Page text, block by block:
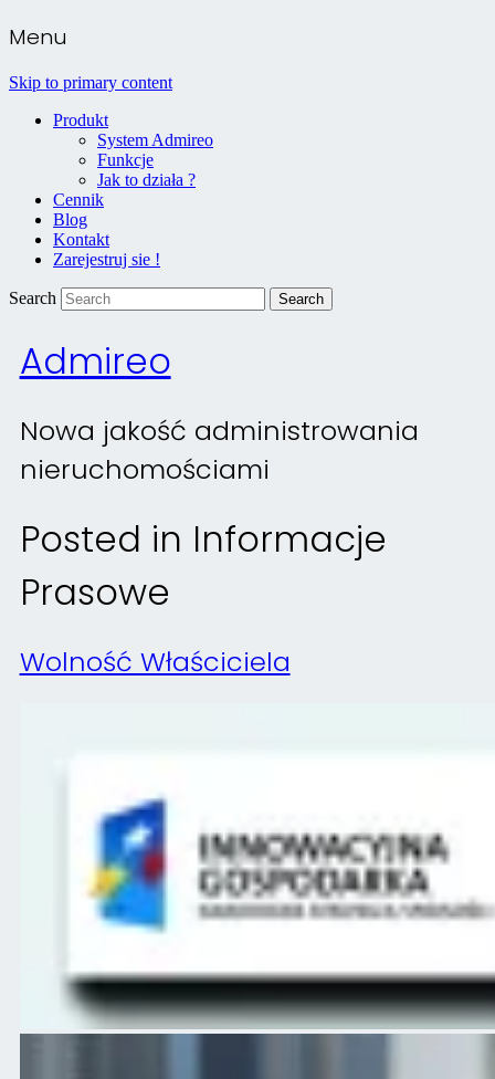
Menu
Skip to primary content
Produkt
System Admireo
Funkcje
Jak to działa ?
Cennik
Blog
Kontakt
Zarejestruj sie !
Search
Admireo
Nowa jakość administrowania
nieruchomościami
Posted in Informacje
Prasowe
Wolność Właściciela